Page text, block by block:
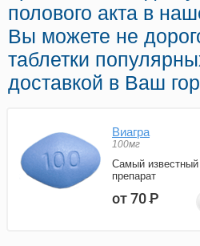
полового акта в
Вы можете не
таблетки
доставкой в Ваш
Виагра
100мг
Самый
препарат
от 70Р